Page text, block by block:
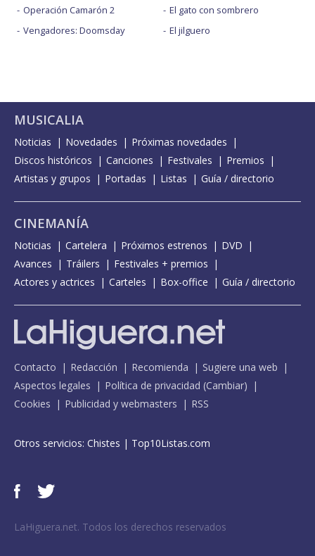
Operación Camarón 2
Vengadores: Doomsday
El gato con sombrero
El jilguero
MUSICALIA
Noticias Novedades
Próximas novedades
Discos históricos
Canciones Festivales
Premios
Artistas y grupos
Portadas Listas Guía / directorio
CINEMANÍA
Noticias Cartelera Próximos estrenos
DVD
Avances
Tráilers
Festivales + premios
Actores y actrices
Carteles Box-office Guía / directorio
Contacto Redacción Recomienda
Sugiere una web
Aspectos legales
Política de privacidad (Cambiar)
Cookies
Publicidad y webmasters RSS
Otros servicios: Chistes | Top10Listas.com
LaHiguera.net. Todos los derechos reservados